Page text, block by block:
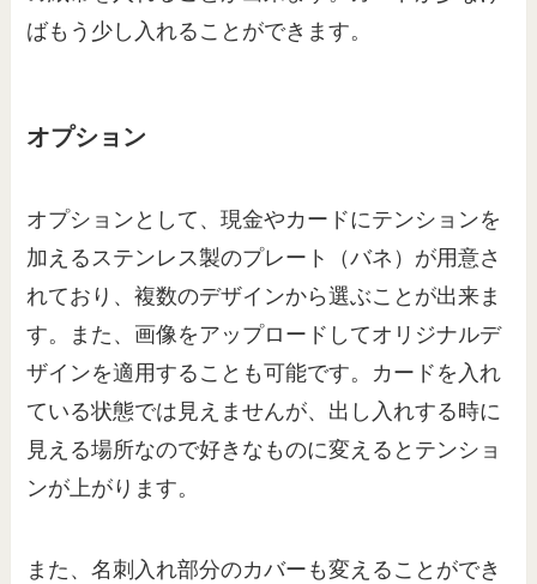
ばもう少し入れることができます。
オプション
オプションとして、現金やカードにテンションを
加えるステンレス製のプレート（バネ）が用意さ
れており、複数のデザインから選ぶことが出来ま
す。また、画像をアップロードしてオリジナルデ
ザインを適用することも可能です。カードを入れ
ている状態では見えませんが、出し入れする時に
見える場所なので好きなものに変えるとテンショ
ンが上がります。
また、名刺入れ部分のカバーも変えることができ